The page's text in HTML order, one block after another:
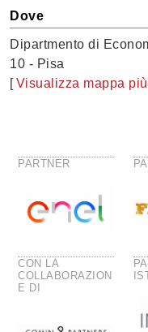
Dove
Dipartmento di
10 - Pisa
[ Visualizza mappa